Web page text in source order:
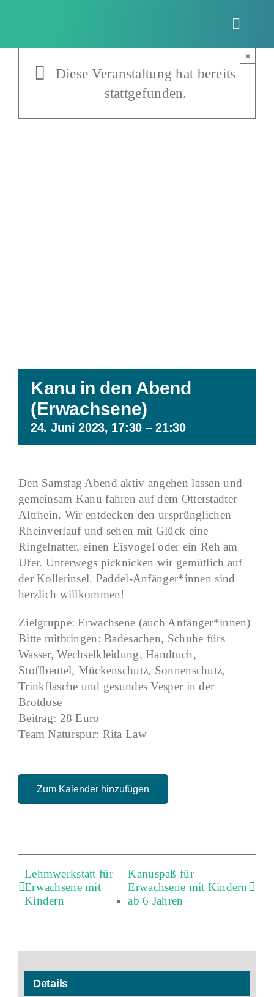
Toggle
Diese Veranstaltung hat bereits
stattgefunden.
×
Kanu in den Abend
(Erwachsene)
24. Juni 2023, 17:30 –21:30
Den Samstag Abend aktiv angehen lassen und
gemeinsam Kanu fahren auf dem Otterstadter
Altrhein. Wir entdecken den ursprünglichen
Rheinverlauf und sehen mit Glück eine
Ringelnatter, einen Eisvogel oder ein Reh am
Ufer. Unterwegs picknicken wir gemütlich auf
der Kollerinsel. Paddel-Anfänger*innen sind
herzlich willkommen!
Zielgruppe: Erwachsene (auch Anfänger*innen)
Bitte mitbringen: Badesachen, Schuhe fürs
Wasser, Wechselkleidung, Handtuch,
Stoffbeutel, Mückenschutz, Sonnenschutz,
Trinkflasche und gesundes Vesper in der
Brotdose
Beitrag: 28 Euro
Team Naturspur: Rita Law
Zum Kalender hinzufügen
Lehmwerkstatt für
Erwachsene mit
Kindern
Kanuspaß für
Erwachsene mit Kindern
ab 6 Jahren
Details